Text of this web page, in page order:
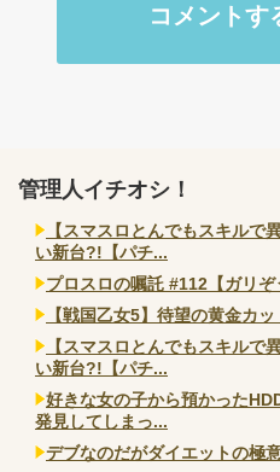
コメントす
管理人イチオシ！
【スマスロとんでもスキルで
い新台?!【パチ...
プロスロの嘱託 #112【ガリぞ
【戦国乙女5】待望の黄金カ
【スマスロとんでもスキルで
い新台?!【パチ...
好きな女の子から預かった
発見してしまっ...
デブなのだがダイエットの極